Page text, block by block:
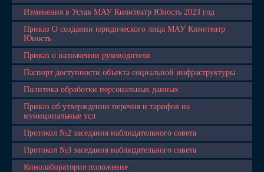
Изменения в Устав МАУ Кионтеатр Юность 2023 год
Приказ О создании юридического лица МАУ Кинотеатр
Юность
Приказ о назначении руководителя
Паспорт доступности объекта социальной инфраструктуры
Политика обработки персональных данных
Приказ об утверждении перечня и тарифов на
муниципальные усл
Протокол №2 заседания наблюдательного совета
Протокол №3 заседания наблюдательного совета
Кинолаборатория положение